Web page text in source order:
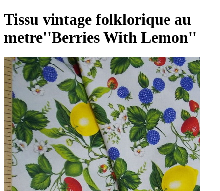
Tissu vintage folklorique au
metre''Berries With Lemon''